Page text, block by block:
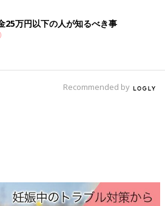
25万円以下の人が知るべき事
Recommended by